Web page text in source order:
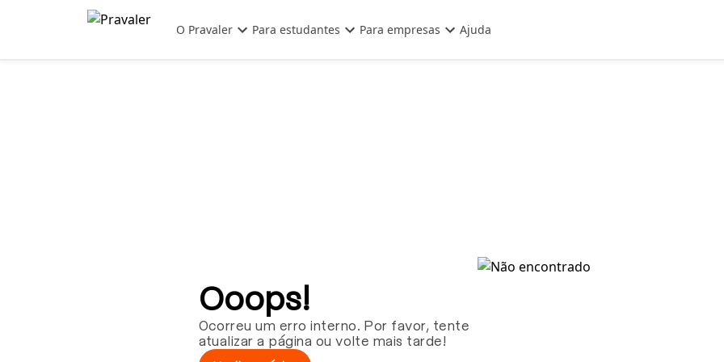
Pular para o conteúdo principal
O Pravaler Para estudantes Para empresas Ajuda
Ooops!
Ocorreu um erro interno. Por favor, tente
atualizar a página ou volte mais tarde!